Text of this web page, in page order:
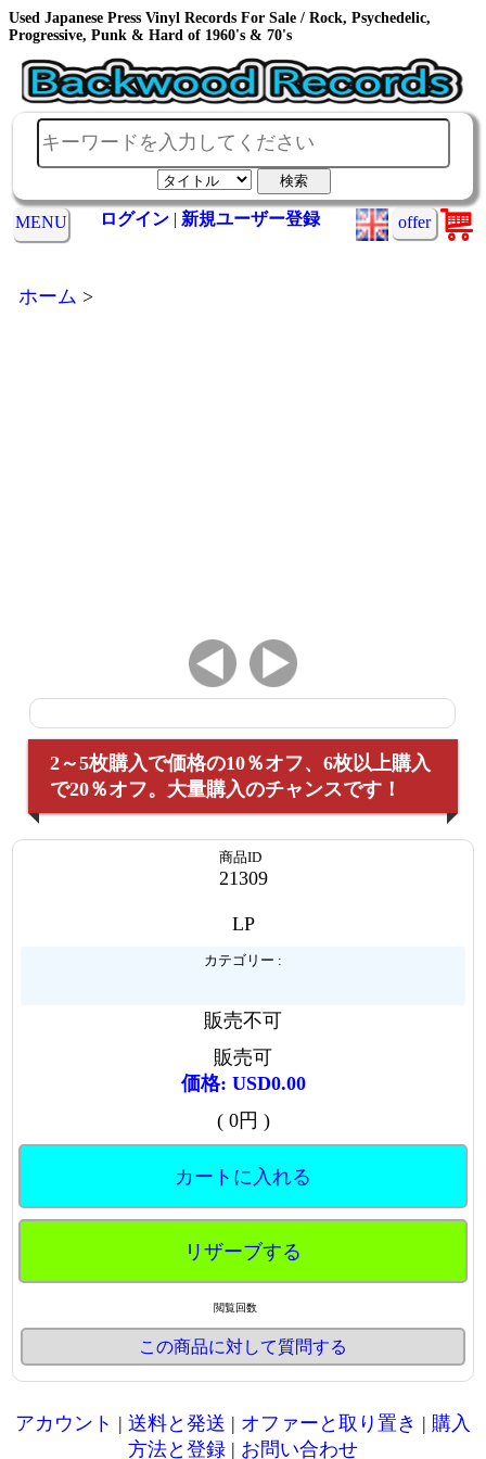
Used Japanese Press Vinyl Records For Sale / Rock, Psychedelic,
Progressive, Punk & Hard of 1960's & 70's
MENU ログイン| 新規ユーザー登録 offer
ホーム >
2～5枚購入で価格の10％オフ、6枚以上購入
で20％オフ。大量購入のチャンスです！
商品ID
21309
LP
カテゴリー :
販売不可
販売可
価格: USD0.00
( 0円 )
カートに入れる
リザーブする
閲覧回数
この商品に対して質問する
アカウント | 送料と発送 | オファーと取り置き | 購入
方法と登録 | お問い合わせ